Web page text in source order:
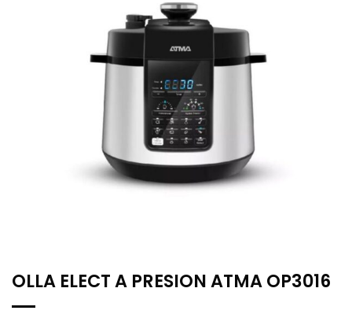
OLLA ELECT A PRESION ATMA OP3016